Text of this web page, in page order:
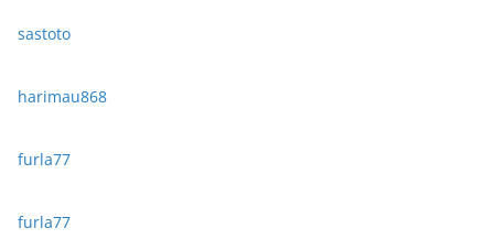
sastoto
harimau868
furla77
furla77